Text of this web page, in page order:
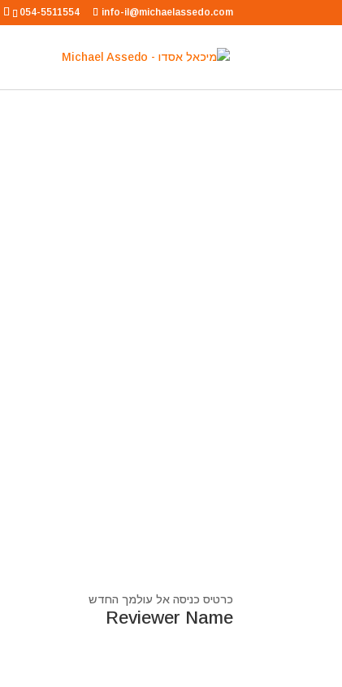
054-5511554 info-il@michaelassedo.com
כרטיס כניסה אל עולמך החדש
Reviewer Name